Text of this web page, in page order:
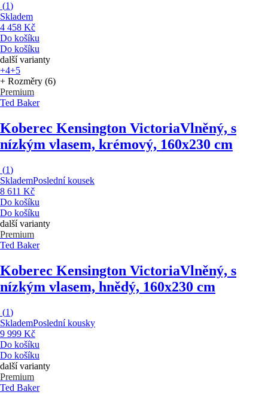
(1)
Skladem
4 458 Kč
Do košíku
Do košíku
další varianty
+4+5
+ Rozměry (6)
Premium
Ted Baker
Koberec Kensington VictoriaVlněný, s
nízkým vlasem, krémový, 160x230 cm
(1)
SklademPoslední kousek
8 611 Kč
Do košíku
Do košíku
další varianty
Premium
Ted Baker
Koberec Kensington VictoriaVlněný, s
nízkým vlasem, hnědý, 160x230 cm
(1)
SklademPoslední kousky
9 999 Kč
Do košíku
Do košíku
další varianty
Premium
Ted Baker